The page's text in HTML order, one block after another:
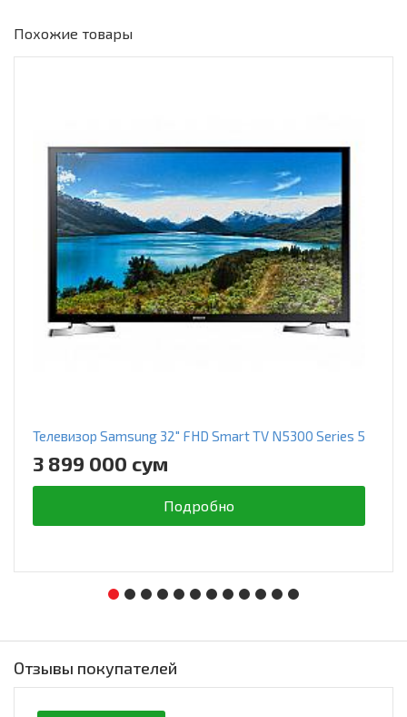
Похожие товары
Телевизор Samsung 32" FHD Smart TV N5300 Series 5
3 899 000 сум
Подробно
Отзывы покупателей